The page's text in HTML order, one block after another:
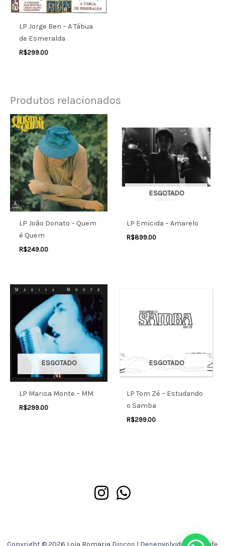
LP Jorge Ben – A Tábua
de Esmeralda
R$299.00
Produtos relacionados
LP João Donato – Quem
é Quem
R$249.00
ESGOTADO
LP Emicida – Amarelo
R$899.00
ESGOTADO
LP Marisa Monte – MM
R$299.00
ESGOTADO
LP Tom Zé – Estudando
o Samba
R$299.00
Copyright © 2026 Loja Romaria Discos | Desenvolvido porAsafe